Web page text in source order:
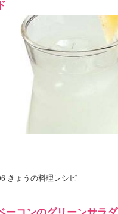
H
デ
ん
の
きょうの料理レシピ